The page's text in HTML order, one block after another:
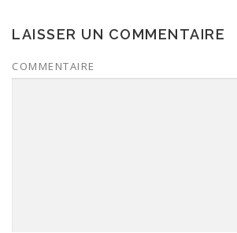
LAISSER UN COMMENTAIRE
COMMENTAIRE